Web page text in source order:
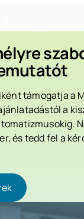
támogatja a
a
és tedd fel a